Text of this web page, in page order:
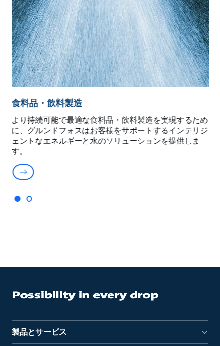
食料品・飲料製造
より持続可能で最適な食料品・飲料製造を実現するため
に、グルンドフォスはお客様をサポートするインテリジ
ェントなエネルギーと水のソリューションを提供しま
す。
製品とサービス